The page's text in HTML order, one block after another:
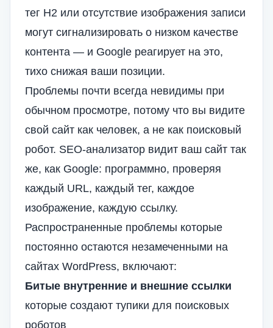
тег H2 или отсутствие изображения записи
могут сигнализировать о низком качестве
контента — и Google реагирует на это,
тихо снижая ваши позиции.
Проблемы почти всегда невидимы при
обычном просмотре, потому что вы видите
свой сайт как человек, а не как поисковый
робот. SEO-анализатор видит ваш сайт так
же, как Google: программно, проверяя
каждый URL, каждый тег, каждое
изображение, каждую ссылку.
Распространенные проблемы которые
постоянно остаются незамеченными на
сайтах WordPress, включают:
Битые внутренние и внешние ссылки
которые создают тупики для поисковых
роботов